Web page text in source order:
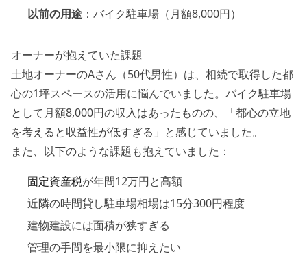
以前の用途 ：バイク駐車場（月額8,000円）
オーナーが抱えていた課題
土地オーナーのAさん（50代男性）は、相続で取得した都
心の1坪スペースの活用に悩んでいました。バイク駐車場
として月額8,000円の収入はあったものの、「都心の立地
を考えると収益性が低すぎる」と感じていました。
また、以下のような課題も抱えていました：
固定資産税が年間12万円と高額
近隣の時間貸し駐車場相場は15分300円程度
建物建設には面積が狭すぎる
管理の手間を最小限に抑えたい